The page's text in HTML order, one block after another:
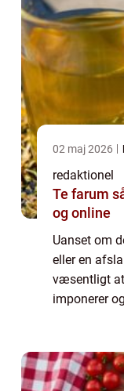
02 maj 2026
redaktionel
Te farum sådan finder du god te lokalt
og online
Uanset om
eller en
væsentligt
imponerer
lækker